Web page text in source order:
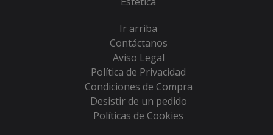
Ir arriba
Contáctanos
Aviso Legal
Política de Privacidad
Condiciones de Compra
Desistir de un pedido
Políticas de Cookies